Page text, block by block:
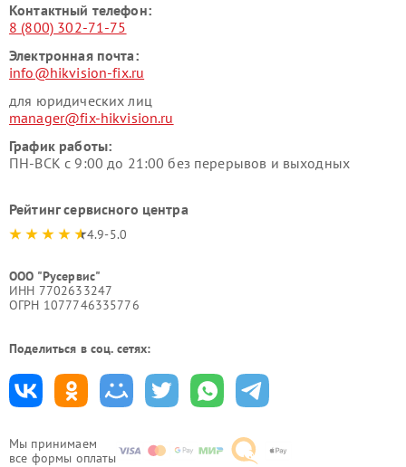
Мы принимаем
все формы оплаты
Контактный телефон:
8 (800) 302-71-75
Электронная почта:
info@hikvision-fix.ru
для юридических лиц
manager@fix-hikvision.ru
График работы:
ПН-ВСК с 9:00 до 21:00 без перерывов и выходных
Рейтинг сервисного центра
4.9-5.0
ООО "Русервис"
ИНН 7702633247
ОГРН 1077746335776
Поделиться в соц. сетях: